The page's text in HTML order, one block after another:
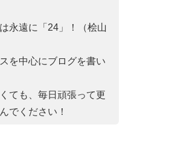
永遠に「24」！（桧山
を中心にブログを書い
ても、毎日頑張って更
でください！